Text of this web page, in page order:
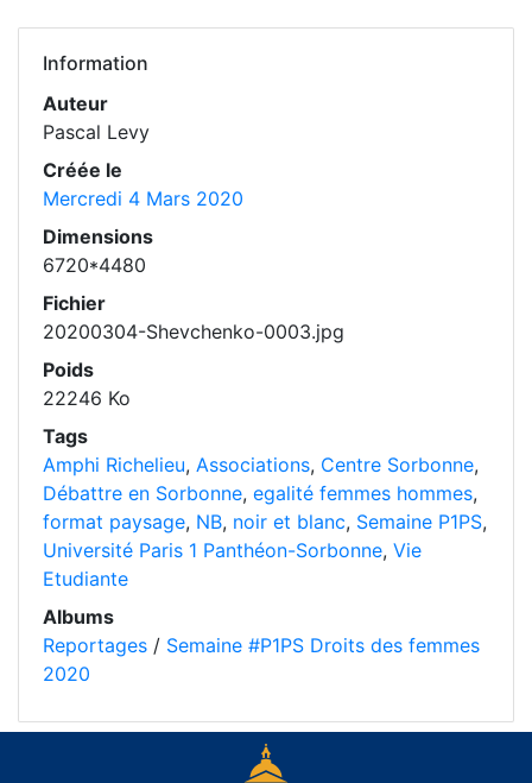
Information
Auteur
Pascal Levy
Créée le
Mercredi 4 Mars 2020
Dimensions
6720*4480
Fichier
20200304-Shevchenko-0003.jpg
Poids
22246 Ko
Tags
Amphi Richelieu, Associations, Centre Sorbonne,
Débattre en Sorbonne, egalité femmes hommes,
format paysage, NB, noir et blanc, Semaine P1PS,
Université Paris 1 Panthéon-Sorbonne, Vie
Etudiante
Albums
Reportages / Semaine #P1PS Droits des femmes
2020